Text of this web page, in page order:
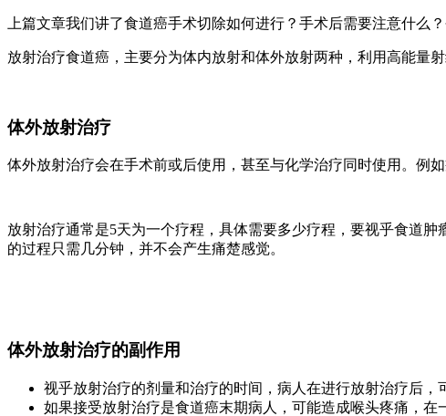
上篇文章我们讲了食道癌手术切除如何进行？手术后需要注意什么
放射治疗食道癌，主要分为体内放射和体外放射两种，利用高能量
体外放射治疗
体外放射治疗会在手术前或后使用，甚至与化学治疗同时使用。例
放射治疗通常是5天为一个疗程，具体需要多少疗程，要视乎食道
的过程只需几分钟，并不会产生痛楚感觉。
体外放射治疗的副作用
视乎放射治疗的剂量和治疗的时间，病人在进行放射治疗后
如果接受放射治疗是食道癌末期病人，可能造成喉头疼痛，